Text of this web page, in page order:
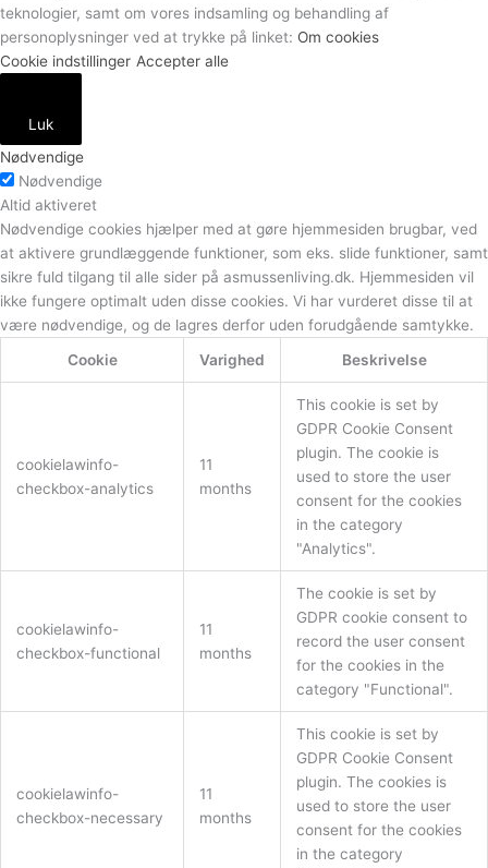
teknologier, samt om vores indsamling og behandling af
personoplysninger ved at trykke på linket: Om cookies
Cookie indstillinger Accepter alle
Luk
Nødvendige
Nødvendige
Altid aktiveret
Nødvendige cookies hjælper med at gøre hjemmesiden brugbar, ved
at aktivere grundlæggende funktioner, som eks. slide funktioner, samt
sikre fuld tilgang til alle sider på asmussenliving.dk. Hjemmesiden vil
ikke fungere optimalt uden disse cookies. Vi har vurderet disse til at
være nødvendige, og de lagres derfor uden forudgående samtykke.
Cookie
Varighed Beskrivelse
cookielawinfo-
checkbox-analytics
11
months
This cookie is set by
GDPR Cookie Consent
plugin. The cookie is
used to store the user
consent for the cookies
in the category
"Analytics".
cookielawinfo-
checkbox-functional
11
months
The cookie is set by
GDPR cookie consent to
record the user consent
for the cookies in the
category "Functional".
cookielawinfo-
checkbox-necessary
11
months
This cookie is set by
GDPR Cookie Consent
plugin. The cookies is
used to store the user
consent for the cookies
in the category